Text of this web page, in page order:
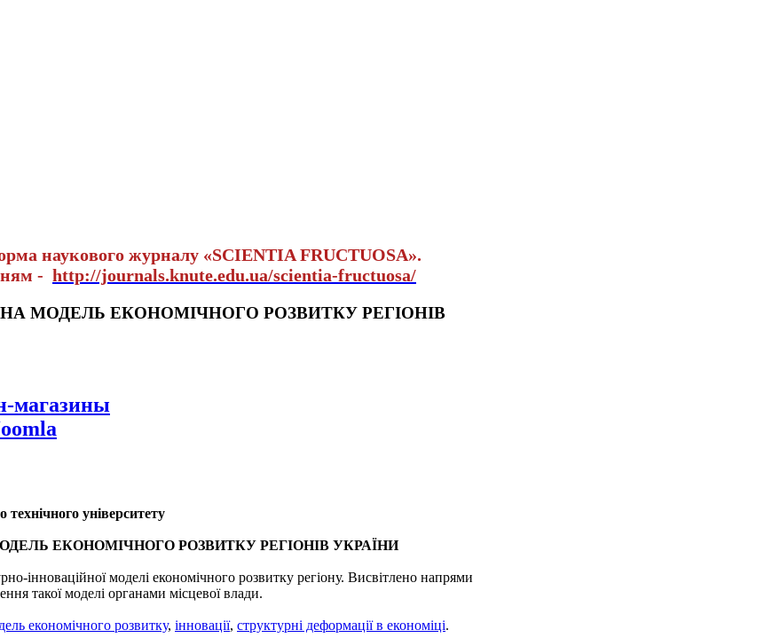
наукового журналу «SCIENTIA FRUCTUOSA».
- http://journals.knute.edu.ua/scientia-fructuosa/
МОДЕЛЬ ЕКОНОМІЧНОГО РОЗВИТКУ РЕГІОНІВ
магазины
технічного університету
ЕКОНОМІЧНОГО РОЗВИТКУ РЕГІОНІВ УКРАЇНИ
інноваційної моделі економічного розвитку регіону. Висвітлено напрями
такої моделі органами місцевої влади.
економічного розвитку, інновації, структурні деформації в економіці.